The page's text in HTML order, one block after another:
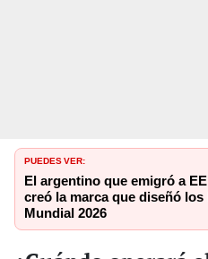
PUEDES VER:
El argentino que emigró a
creó la marca que diseñó
Mundial 2026